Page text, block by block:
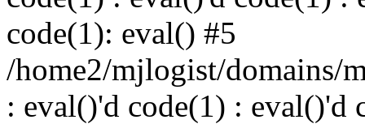
code(1): eval() #5
/home2/mjlogist/domains/
: eval()'d code(1) : eval()'d